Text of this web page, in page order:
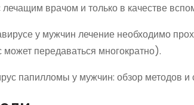
лечащим врачом и только в качестве
у мужчин лечение необходимо
передаваться многократно).